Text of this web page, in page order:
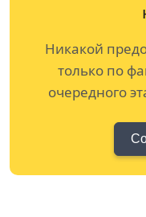
Никакой
только по
очередного